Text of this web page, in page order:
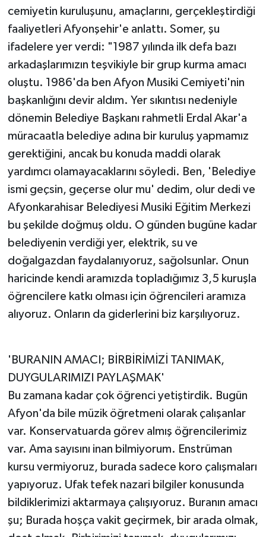
cemiyetin kuruluşunu, amaçlarını, gerçekleştirdiği
faaliyetleri Afyonşehir'e anlattı. Somer, şu
ifadelere yer verdi: "1987 yılında ilk defa bazı
arkadaşlarımızın teşvikiyle bir grup kurma amacı
oluştu. 1986'da ben Afyon Musiki Cemiyeti'nin
başkanlığını devir aldım. Yer sıkıntısı nedeniyle
dönemin Belediye Başkanı rahmetli Erdal Akar'a
müracaatla belediye adına bir kuruluş yapmamız
gerektiğini, ancak bu konuda maddi olarak
yardımcı olamayacaklarını söyledi. Ben, 'Belediye
ismi geçsin, geçerse olur mu' dedim, olur dedi ve
Afyonkarahisar Belediyesi Musiki Eğitim Merkezi
bu şekilde doğmuş oldu. O günden bugüne kadar
belediyenin verdiği yer, elektrik, su ve
doğalgazdan faydalanıyoruz, sağolsunlar. Onun
haricinde kendi aramızda topladığımız 3,5 kuruşla
öğrencilere katkı olması için öğrencileri aramıza
alıyoruz. Onların da giderlerini biz karşılıyoruz.
'BURANIN AMACI; BİRBİRİMİZİ TANIMAK,
DUYGULARIMIZI PAYLAŞMAK'
Bu zamana kadar çok öğrenci yetiştirdik. Bugün
Afyon'da bile müzik öğretmeni olarak çalışanlar
var. Konservatuarda görev almış öğrencilerimiz
var. Ama sayısını inan bilmiyorum. Enstrüman
kursu vermiyoruz, burada sadece koro çalışmaları
yapıyoruz. Ufak tefek nazari bilgiler konusunda
bildiklerimizi aktarmaya çalışıyoruz. Buranın amacı
şu; Burada hoşça vakit geçirmek, bir arada olmak,